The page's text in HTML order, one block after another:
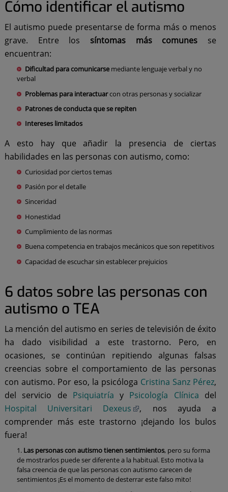
Cómo identificar el autismo
El autismo puede presentarse de forma más o menos
grave. Entre los síntomas más comunes se
encuentran:
Dificultad para comunicarsemediante lenguaje verbal y no
verbal
Problemas para interactuarcon otras personas y socializar
Patrones de conducta que se repiten
Intereses limitados
A esto hay que añadir la presencia de ciertas
habilidades en las personas con autismo, como:
Curiosidad por ciertos temas
Pasión por el detalle
Sinceridad
Honestidad
Cumplimiento de las normas
Buena competencia en trabajos mecánicos que son repetitivos
Capacidad de escuchar sin establecer prejuicios
6 datos sobre las personas con
autismo o TEA
La mención del autismo en series de televisión de éxito
ha dado visibilidad a este trastorno. Pero, en
ocasiones, se continúan repitiendo algunas falsas
creencias sobre el comportamiento de las personas
con autismo. Por eso, la psicóloga Cristina Sanz Pérez,
del servicio de Psiquiatría y Psicología Clínica del
Hospital Universitari Dexeus
, nos ayuda a
comprender más este trastorno ¡dejando los bulos
fuera!
Las personas con autismo tienen sentimientos, pero su forma
de mostrarlos puede ser diferente a la habitual. Esto motiva la
falsa creencia de que las personas con autismo carecen de
sentimientos ¡Es el momento de desterrar este falso mito!